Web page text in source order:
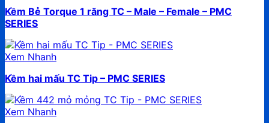
Kềm Bẻ Torque 1 răng TC – Male – Female – PMC
SERIES
Xem Nhanh
Kềm hai mấu TC Tip – PMC SERIES
Xem Nhanh